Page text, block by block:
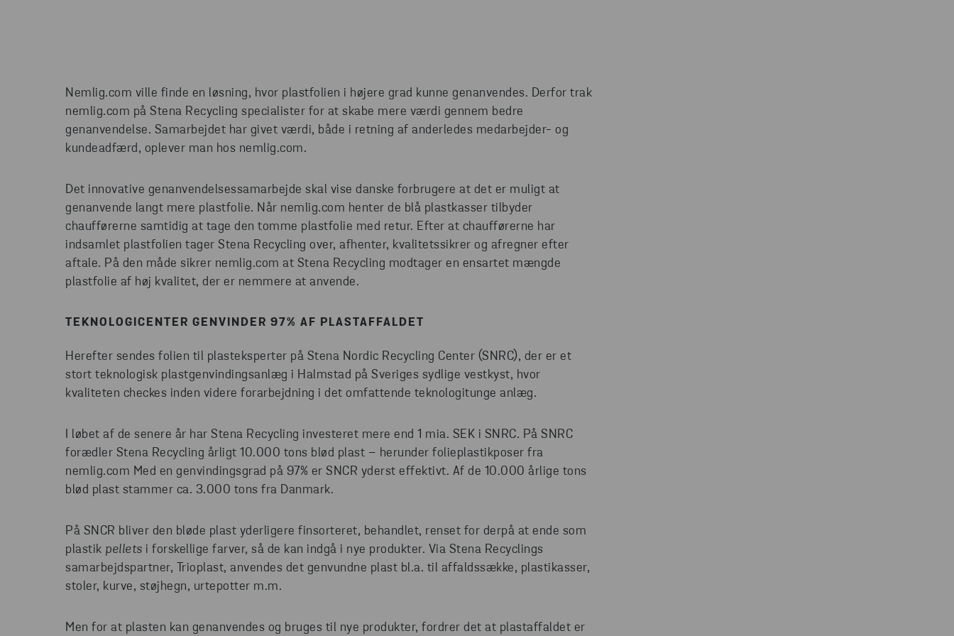
Nemlig.com ville finde en løsning, hvor plastfolien i højere grad kunne genanvendes. Derfor trak
nemlig.com på Stena Recycling specialister for at skabe mere værdi gennem bedre
genanvendelse. Samarbejdet har givet værdi, både i retning af anderledes medarbejder- og
kundeadfærd, oplever man hos nemlig.com.
Det innovative genanvendelsessamarbejde skal vise danske forbrugere at det er muligt at
genanvende langt mere plastfolie. Når nemlig.com henter de blå plastkasser tilbyder
chaufførerne samtidig at tage den tomme plastfolie med retur. Efter at chaufførerne har
indsamlet plastfolien tager Stena Recycling over, afhenter, kvalitetssikrer og afregner efter
aftale. På den måde sikrer nemlig.com at Stena Recycling modtager en ensartet mængde
plastfolie af høj kvalitet, der er nemmere at anvende.
TEKNOLOGICENTER GENVINDER 97% AF PLASTAFFALDET
Herefter sendes folien til plasteksperter på Stena Nordic Recycling Center (SNRC), der er et
stort teknologisk plastgenvindingsanlæg i Halmstad på Sveriges sydlige vestkyst, hvor
kvaliteten checkes inden videre forarbejdning i det omfattende teknologitunge anlæg.
I løbet af de senere år har Stena Recycling investeret mere end 1 mia. SEK i SNRC. På SNRC
forædler Stena Recycling årligt 10.000 tons blød plast – herunder folieplastikposer fra
nemlig.com Med en genvindingsgrad på 97% er SNCR yderst effektivt. Af de 10.000 årlige tons
blød plast stammer ca. 3.000 tons fra Danmark.
På SNCR bliver den bløde plast yderligere finsorteret, behandlet, renset for derpå at ende som
plastik pellets i forskellige farver, så de kan indgå i nye produkter. Via Stena Recyclings
samarbejdspartner, Trioplast, anvendes det genvundne plast bl.a. til affaldssække, plastikasser,
stoler, kurve, støjhegn, urtepotter m.m.
Men for at plasten kan genanvendes og bruges til nye produkter, fordrer det at plastaffaldet er